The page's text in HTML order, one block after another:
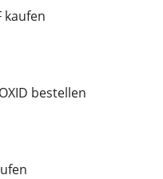
kaufen
bestellen